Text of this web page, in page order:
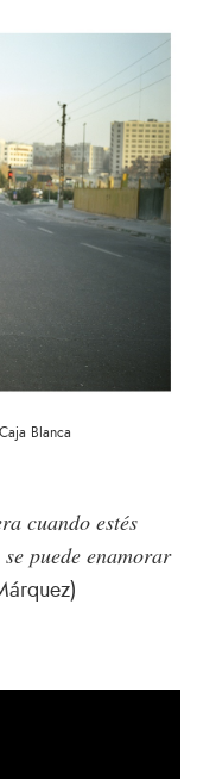
Blanca
cuando estés
puede enamorar